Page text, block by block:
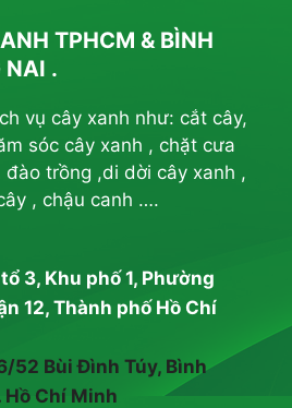
TPHCM & BÌNH
NAI .
vụ cây xanh như: cắt cây,
sóc cây xanh , chặt cưa
đào trồng ,di dời cây xanh ,
, chậu canh ….
3, Khu phố 1, Phường
12, Thành phố Hồ Chí
52 Bùi Đình Túy, Bình
Hồ Chí Minh